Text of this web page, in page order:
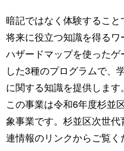
暗記ではなく体験すること
将来に役立つ知識を得るワ
ハザードマップを使った
した3種のプログラムで、
に関する知識を提供します。
この事業は令和6年度杉並
象事業です。杉並区次世
連情報のリンクからご覧く